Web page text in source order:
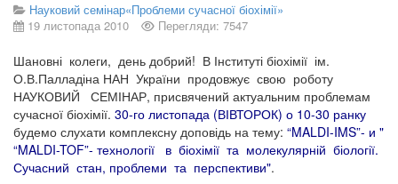
Науковий семінар«Проблеми сучасної біохімії»
19 листопада 2010
Перегляди: 7547
Шановні колеги, день добрий! В Інституті біохімії ім.
О.В.Палладіна НАН України продовжує свою роботу
НАУКОВИЙ СЕМІНАР, присвячений актуальним проблемам
сучасної біохімії. 30-го листопада (ВІВТОРОК) о 10-30 ранку
будемо слухати комплексну доповідь на тему: “MALDI-IMS”- и "
“MALDI-TOF”- технології в біохімії та молекулярній біології.
Сучасний стан, проблеми та перспективи".